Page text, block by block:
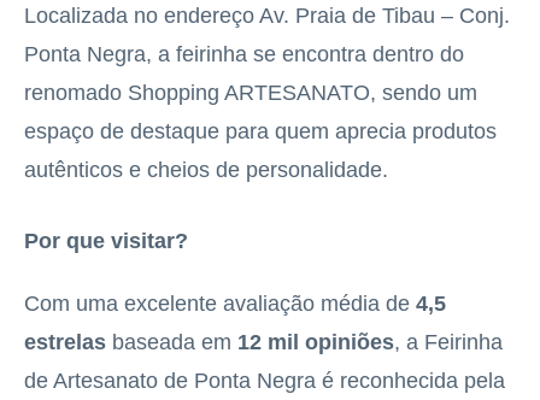
Localizada no endereço Av. Praia de Tibau – Conj.
Ponta Negra, a feirinha se encontra dentro do
renomado Shopping ARTESANATO, sendo um
espaço de destaque para quem aprecia produtos
autênticos e cheios de personalidade.
Por que visitar?
Com uma excelente avaliação média de 4,5
estrelas baseada em 12 mil opiniões, a Feirinha
de Artesanato de Ponta Negra é reconhecida pela